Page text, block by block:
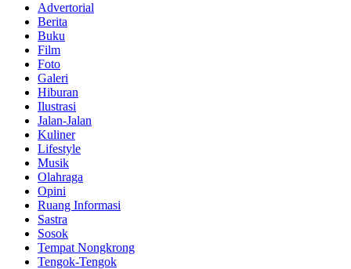
Advertorial
Berita
Buku
Film
Foto
Galeri
Hiburan
Ilustrasi
Jalan-Jalan
Kuliner
Lifestyle
Musik
Olahraga
Opini
Ruang Informasi
Sastra
Sosok
Tempat Nongkrong
Tengok-Tengok